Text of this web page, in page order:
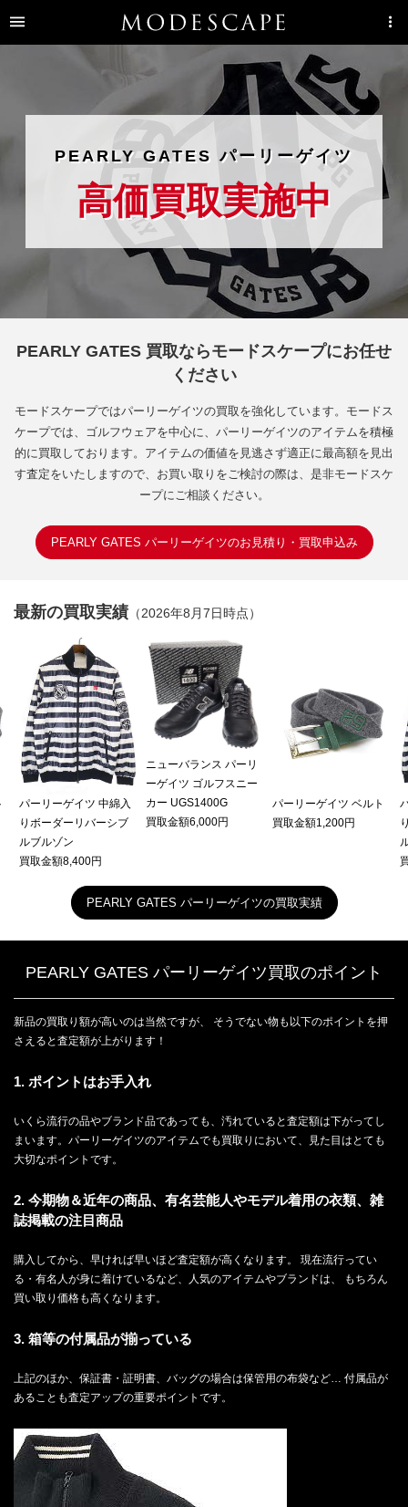
PEARLY GATES パーリーゲイツ
高価買取実施中
PEARLY GATES 買取ならモードスケープにお任せ
ください
モードスケープではパーリーゲイツの買取を強化しています。モードス
ケープでは、ゴルフウェアを中心に、パーリーゲイツのアイテムを積極
的に買取しております。アイテムの価値を見逃さず適正に最高額を見出
す査定をいたしますので、お買い取りをご検討の際は、是非モードスケ
ープにご相談ください。
PEARLY GATES パーリーゲイツのお見積り・買取申込み
最新の買取実績 （2026年8月7日時点）
パーリーゲイツ 中綿入
りボーダーリバーシブ
ルブルゾン
買取金額8,400円
ニューバランス パーリ
ーゲイツ ゴルフスニー
カー UGS1400G
買取金額6,000円
パーリーゲイツ ベルト
買取金額1,200円
PEARLY GATES パーリーゲイツの買取実績
PEARLY GATES パーリーゲイツ買取のポイント
新品の買取り額が高いのは当然ですが、 そうでない物も以下のポイントを押
さえると査定額が上がります！
1. ポイントはお手入れ
いくら流行の品やブランド品であっても、汚れていると査定額は下がってし
まいます。パーリーゲイツのアイテムでも買取りにおいて、見た目はとても
大切なポイントです。
2. 今期物＆近年の商品、有名芸能人やモデル着用の衣類、雑
誌掲載の注目商品
購入してから、早ければ早いほど査定額が高くなります。 現在流行ってい
る・有名人が身に着けているなど、人気のアイテムやブランドは、 もちろん
買い取り価格も高くなります。
3. 箱等の付属品が揃っている
上記のほか、保証書・証明書、バッグの場合は保管用の布袋など… 付属品が
あることも査定アップの重要ポイントです。